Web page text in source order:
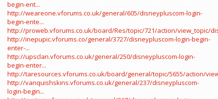
begin-ent...
http://weareone.vforums.co.uk/general/605/disneypluscom-login-
begin-ente...
http://proweb.vforums.co.uk/board/Res/topic/721/action/view_topic/
http://inepupic.vforums.co/general/3727/disneypluscom-login-begin-
enter-...
http://upsclan.vforums.co.uk/general/250/disneypluscom-login-
begin-enter...
http://taresources.vforums.co.uk/board/general/topic/5655/action/
http://vanquishskins.vforums.co.uk/general/237/disneypluscom-
login-begin...